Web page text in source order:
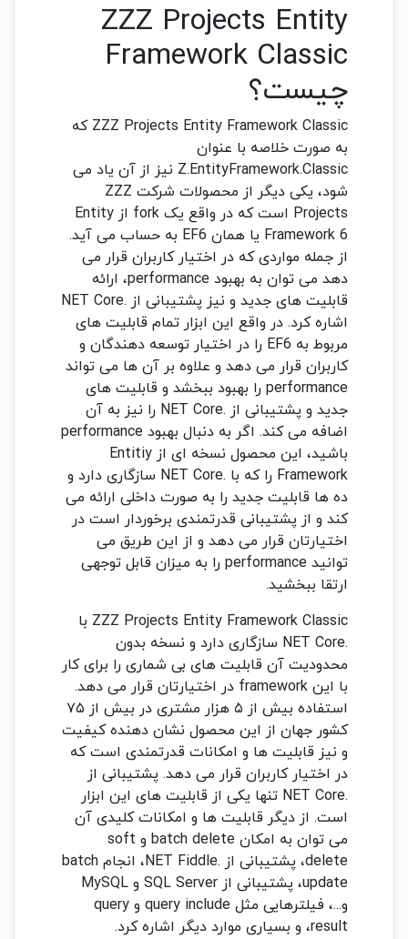
ZZZ Projects Entity
Framework Classic
چیست؟
ZZZ Projects Entity Framework Classic که
به صورت خلاصه با عنوان
Z.EntityFramework.Classic نیز از آن یاد می
شود، یکی دیگر از محصولات شرکت ZZZ
Projects است که در واقع یک fork از Entity
Framework 6 یا همان EF6 به حساب می آید.
از جمله مواردی که در اختیار کاربران قرار می
دهد می توان به بهبود performance، ارائه
قابلیت های جدید و نیز پشتیبانی از .NET Core
اشاره کرد. در واقع این ابزار تمام قابلیت های
مربوط به EF6 را در اختیار توسعه دهندگان و
کاربران قرار می دهد و علاوه بر آن ها می تواند
performance را بهبود ببخشد و قابلیت های
جدید و پشتیبانی از .NET Core را نیز به آن
اضافه می کند. اگر به دنبال بهبود performance
باشید، این محصول نسخه ای از Entitiy
Framework را که با .NET Core سازگاری دارد و
ده ها قابلیت جدید را به صورت داخلی ارائه می
کند و از پشتیبانی قدرتمندی برخوردار است در
اختیارتان قرار می دهد و از این طریق می
توانید performance را به میزان قابل توجهی
ارتقا ببخشید.
ZZZ Projects Entity Framework Classic با
.NET Core سازگاری دارد و نسخه بدون
محدودیت آن قابلیت های بی شماری را برای کار
با این framework در اختیارتان قرار می دهد.
استفاده بیش از ۵ هزار مشتری در بیش از ۷۵
کشور جهان از این محصول نشان دهنده کیفیت
و نیز قابلیت ها و امکانات قدرتمندی است که
در اختیار کاربران قرار می دهد. پشتیبانی از
.NET Core تنها یکی از قابلیت های این ابزار
است. از دیگر قابلیت ها و امکانات کلیدی آن
می توان به امکان batch delete و soft
delete، پشتیبانی از .NET Fiddle، انجام batch
update، پشتیبانی از SQL Server و MySQL
و...، فیلترهایی مثل query include و query
result، و بسیاری موارد دیگر اشاره کرد.